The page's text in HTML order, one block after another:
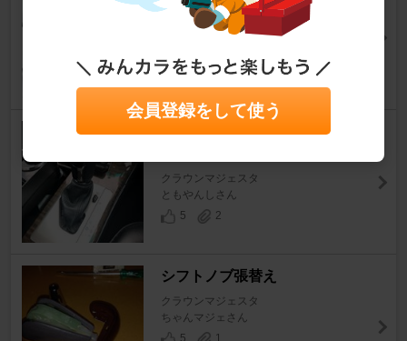
作ってみた(ﾟ∞ﾟ )
クラウンマジェスタ
11
0
210系クラウンアスリートシフ
クラウンマジェスタ
ともやんしさん
5
2
シフトノブ張替え
クラウンマジェスタ
ちゃんマジェさん
会員登録をして使う